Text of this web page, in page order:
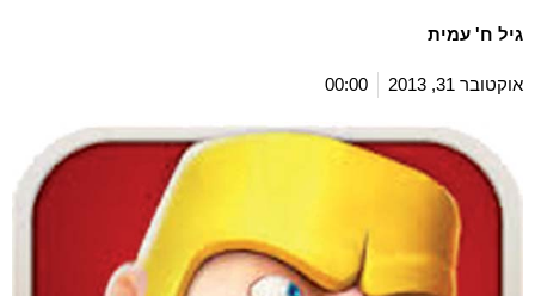
גיל ח' עמית
אוקטובר 31, 2013 00:00